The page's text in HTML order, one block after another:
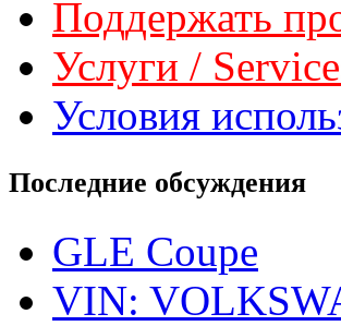
Поддержать
Услуги /
Условия
Последние обсуждения
GLE Coupe
VIN: